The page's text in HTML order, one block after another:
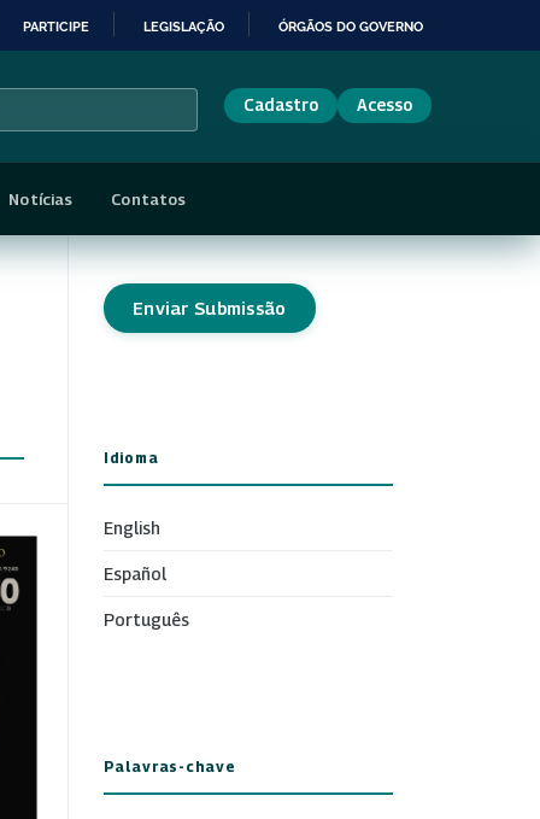
PARTICIPE LEGISLAÇÃO ÓRGÃOS DO GOVERNO
Cadastro Acesso
Notícias Contatos
Enviar Submissão
Idioma
English
Español
Português
Palavras-chave